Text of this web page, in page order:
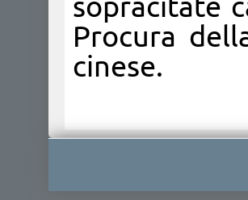
sopracitate
Procura
cinese.